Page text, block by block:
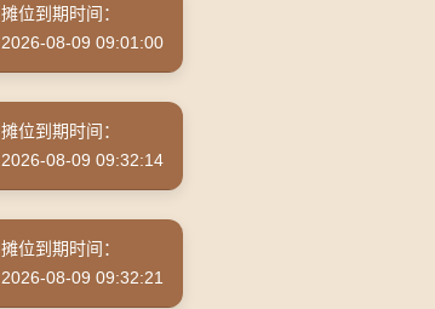
摊位到期时间：
2026-08-09 09:01:00
摊位到期时间：
2026-08-09 09:32:14
摊位到期时间：
2026-08-09 09:32:21